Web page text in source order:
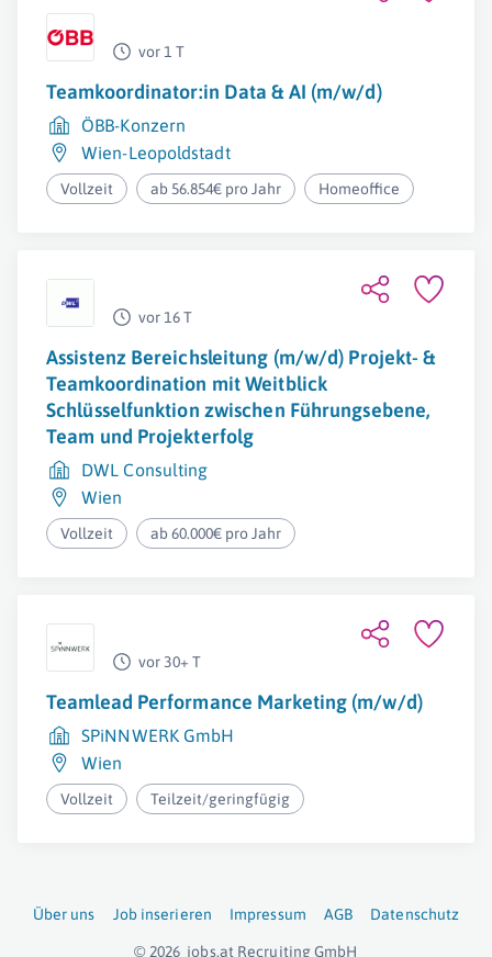
vor 1 T
Teamkoordinator:in Data & AI (m/w/d)
ÖBB-Konzern
Wien-Leopoldstadt
Vollzeit ab 56.854€ pro Jahr Homeoffice
vor 16 T
Assistenz Bereichsleitung (m/w/d) Projekt- &
Teamkoordination mit Weitblick
Schlüsselfunktion zwischen Führungsebene,
Team und Projekterfolg
DWL Consulting
Wien
Vollzeit ab 60.000€ pro Jahr
vor 30+ T
Teamlead Performance Marketing (m/w/d)
SPiNNWERK GmbH
Wien
Vollzeit Teilzeit/geringfügig
Über uns Job inserieren Impressum AGB Datenschutz
© 2026 jobs.at Recruiting GmbH